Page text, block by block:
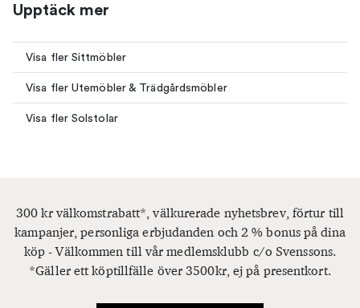
Upptäck mer
Visa fler Sittmöbler
Visa fler Utemöbler & Trädgårdsmöbler
Visa fler Solstolar
300 kr välkomstrabatt*, välkurerade nyhetsbrev, förtur till
kampanjer, personliga erbjudanden och 2 % bonus på dina
köp - Välkommen till vår medlemsklubb c/o Svenssons.
*Gäller ett köptillfälle över 3500kr, ej på presentkort.